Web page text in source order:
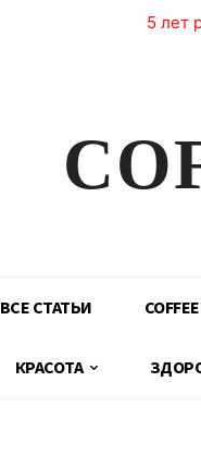
5 лет
ВСЕ СТАТЬИ
КРАСОТА